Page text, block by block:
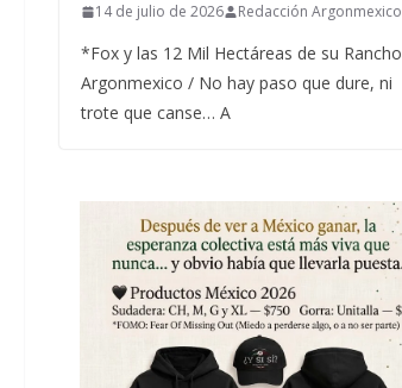
14 de julio de 2026 Redacción Argonmexico
*Fox y las 12 Mil Hectáreas de su Rancho
Argonmexico / No hay paso que dure, ni
trote que canse… A